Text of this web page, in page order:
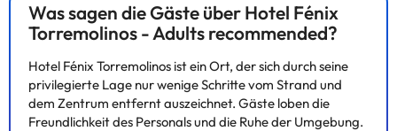
Was sagen die Gäste über Hotel Fénix
Torremolinos - Adults recommended?
Hotel Fénix Torremolinos ist ein Ort, der sich durch seine
privilegierte Lage nur wenige Schritte vom Strand und
dem Zentrum entfernt auszeichnet. Gäste loben die
Freundlichkeit des Personals und die Ruhe der Umgebung.